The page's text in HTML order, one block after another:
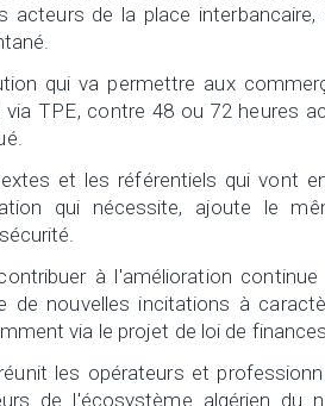
acteurs de la place
qui va permettre aux
TPE, contre 48 ou 72 heures
et les référentiels qui vont
qui nécessite, ajoute le
à l'amélioration
de nouvelles incitations à
via le projet de loi de
les opérateurs et
de l'écosystème algérien du